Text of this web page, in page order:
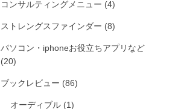
コンサルティングメニュー (4)
ストレングスファインダー (8)
パソコン・iphoneお役立ちアプリなど
(20)
ブックレビュー (86)
オーディブル (1)